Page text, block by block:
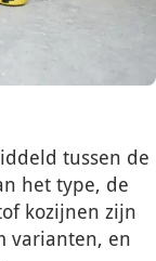
tussen de
het type, de
kozijnen zijn
varianten, en